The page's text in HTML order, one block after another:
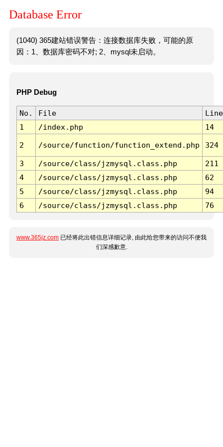
Database Error
(1040) 365建站错误警告：连接数据库失败，可能的原
因：1、数据库密码不对; 2、mysql未启动。
PHP Debug
No. File
Line
1
/index.php 14
2 /source/function/function_extend.php 324
3 /source/class/jzmysql.class.php
211
4
/source/class/jzmysql.class.php
62
5
/source/class/jzmysql.class.php
94
6
/source/class/jzmysql.class.php 76
www.365jz.com 已经将此出错信息详细记录, 由此给您带来的访问不便我
们深感歉意.